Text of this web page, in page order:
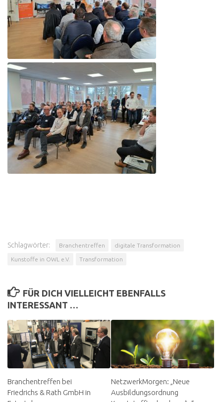
Schlagwörter: Branchentreffen digitale Transformation
Kunstoffe in OWL e.V. Transformation
FÜR DICH VIELLEICHT EBENFALLS
INTERESSANT …
Branchentreffen bei
Friedrichs & Rath GmbH in
NetzwerkMorgen: „Neue
Ausbildungsordnung